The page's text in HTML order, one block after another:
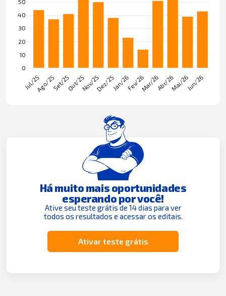
Há muito mais oportunidades
esperando por você!
Ative seu teste grátis de 14 dias para ver
todos os resultados e acessar os editais.
Ativar teste grátis